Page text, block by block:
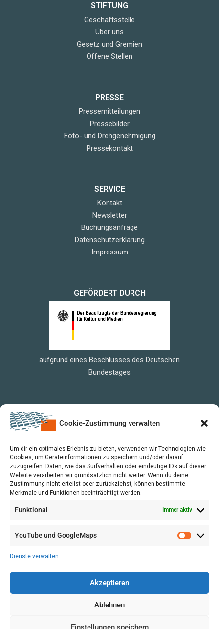
Cookie-Zustimmung verwalten
Um dir ein optimales Erlebnis zu bieten, verwenden wir Technologien wie
Cookies, um Geräteinformationen zu speichern und/oder darauf
zuzugreifen. Daten, wie das Surfverhalten oder eindeutige IDs auf dieser
Website verarbeiten wir grundsätzlich nicht weiter. Wenn du deine
Zustimmung nicht erteilst oder zurückziehst, können bestimmte
Merkmale und Funktionen beeinträchtigt werden.
Funktional Immer aktiv
YouTube und GoogleMaps
Dienste verwalten
Akzeptieren
Ablehnen
Einstellungen speichern
STIFTUNG
Geschäftsstelle
Über uns
Gesetz und Gremien
Offene Stellen
PRESSE
Pressemitteilungen
Pressebilder
Foto- und Drehgenehmigung
Pressekontakt
SERVICE
Kontakt
Newsletter
Buchungsanfrage
Datenschutzerklärung
Impressum
GEFÖRDERT DURCH
aufgrund eines Beschlusses des Deutschen
Bundestages
VERWALTUNG